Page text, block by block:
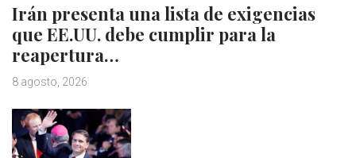
Irán presenta una lista de exigencias
que EE.UU. debe cumplir para la
reapertura…
8 agosto, 2026